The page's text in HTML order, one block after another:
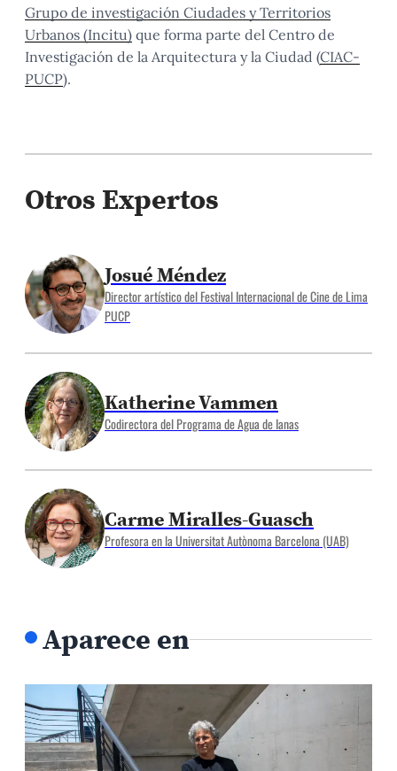
Grupo de investigación Ciudades y Territorios
Urbanos (Incitu) que forma parte del Centro de
Investigación de la Arquitectura y la Ciudad (CIAC-
PUCP).
Otros Expertos
Josué Méndez
Director artístico del Festival Internacional de Cine de Lima
PUCP
Katherine Vammen
Codirectora del Programa de Agua de Ianas
Carme Miralles-Guasch
Profesora en la Universitat Autònoma Barcelona (UAB)
Aparece en